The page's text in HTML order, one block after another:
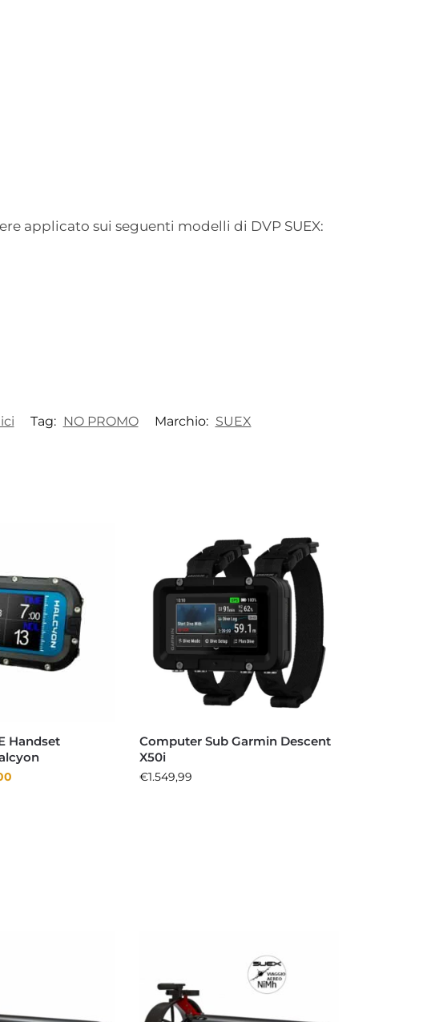
applicato sui seguenti modelli di DVP SUEX:
Tag: NO PROMO Marchio: SUEX
Handset
Computer Sub Garmin Descent
X50i
€1.549,99